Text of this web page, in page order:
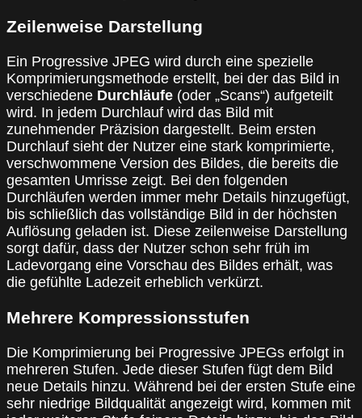
Zeilenweise Darstellung
Ein Progressive JPEG wird durch eine spezielle
Komprimierungsmethode erstellt, bei der das Bild in
verschiedene Durchläufe (oder „Scans“) aufgeteilt
wird. In jedem Durchlauf wird das Bild mit
zunehmender Präzision dargestellt. Beim ersten
Durchlauf sieht der Nutzer eine stark komprimierte,
verschwommene Version des Bildes, die bereits die
gesamten Umrisse zeigt. Bei den folgenden
Durchläufen werden immer mehr Details hinzugefügt,
bis schließlich das vollständige Bild in der höchsten
Auflösung geladen ist. Diese zeilenweise Darstellung
sorgt dafür, dass der Nutzer schon sehr früh im
Ladevorgang eine Vorschau des Bildes erhält, was
die gefühlte Ladezeit erheblich verkürzt.
Mehrere Kompressionsstufen
Die Komprimierung bei Progressive JPEGs erfolgt in
mehreren Stufen. Jede dieser Stufen fügt dem Bild
neue Details hinzu. Während bei der ersten Stufe eine
sehr niedrige Bildqualität angezeigt wird, kommen mit